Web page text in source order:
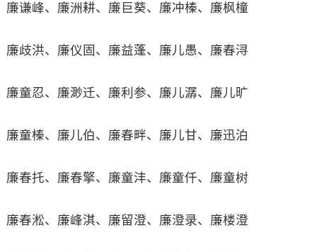
廉谦峰、廉洲耕、廉巨葵、廉冲榛、廉枫橦
廉歧洪、廉仪固、廉益蓬、廉儿愚、廉春浔
廉童忍、廉渺迁、廉利参、廉儿潺、廉儿旷
廉童榛、廉儿伯、廉春畔、廉儿甘、廉迅泊
廉春托、廉春擎、廉童沣、廉童仟、廉童树
廉春淞、廉峰淇、廉留澄、廉澄录、廉楼澄